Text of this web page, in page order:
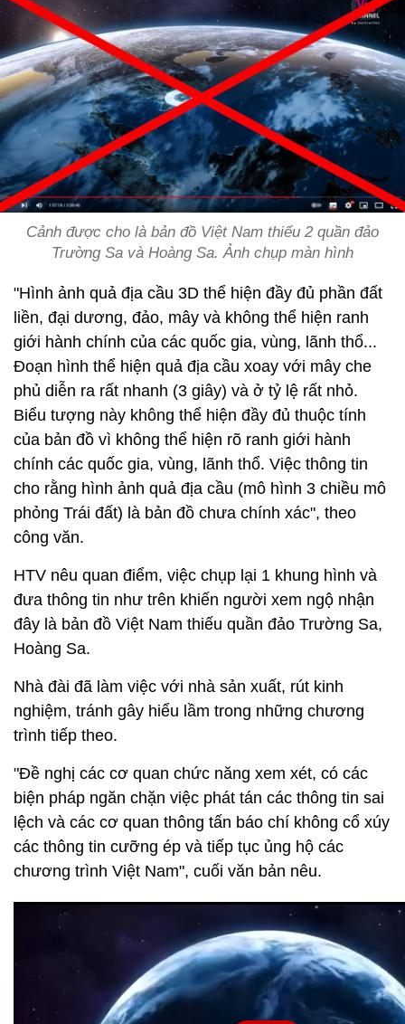
Cảnh được cho là bản đồ Việt Nam thiếu 2 quần đảo
Trường Sa và Hoàng Sa. Ảnh chụp màn hình
"Hình ảnh quả địa cầu 3D thể hiện đầy đủ phần đất
liền, đại dương, đảo, mây và không thể hiện ranh
giới hành chính của các quốc gia, vùng, lãnh thổ...
Đoạn hình thể hiện quả địa cầu xoay với mây che
phủ diễn ra rất nhanh (3 giây) và ở tỷ lệ rất nhỏ.
Biểu tượng này không thể hiện đầy đủ thuộc tính
của bản đồ vì không thể hiện rõ ranh giới hành
chính các quốc gia, vùng, lãnh thổ. Việc thông tin
cho rằng hình ảnh quả địa cầu (mô hình 3 chiều mô
phỏng Trái đất) là bản đồ chưa chính xác", theo
công văn.
HTV nêu quan điểm, việc chụp lại 1 khung hình và
đưa thông tin như trên khiến người xem ngộ nhận
đây là bản đồ Việt Nam thiếu quần đảo Trường Sa,
Hoàng Sa.
Nhà đài đã làm việc với nhà sản xuất, rút kinh
nghiệm, tránh gây hiểu lầm trong những chương
trình tiếp theo.
"Đề nghị các cơ quan chức năng xem xét, có các
biện pháp ngăn chặn việc phát tán các thông tin sai
lệch và các cơ quan thông tấn báo chí không cổ xúy
các thông tin cưỡng ép và tiếp tục ủng hộ các
chương trình Việt Nam", cuối văn bản nêu.